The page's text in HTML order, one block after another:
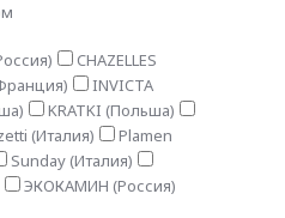
CHAZELLES
INVICTA
KRATKI (Польша)
(Италия)
Plamen
Sunday (Италия)
ЭКОКАМИН (Россия)